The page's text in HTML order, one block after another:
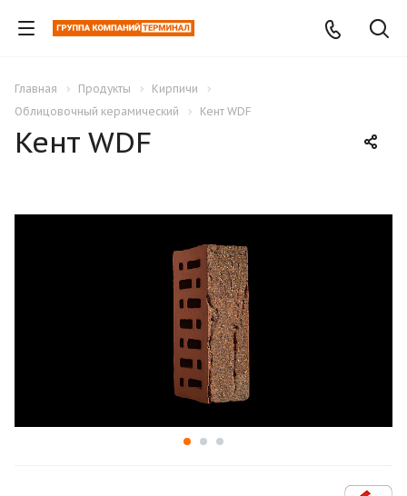
Главная Продукты
Кирпичи
Облицовочный керамический
Кент WDF
Кент WDF